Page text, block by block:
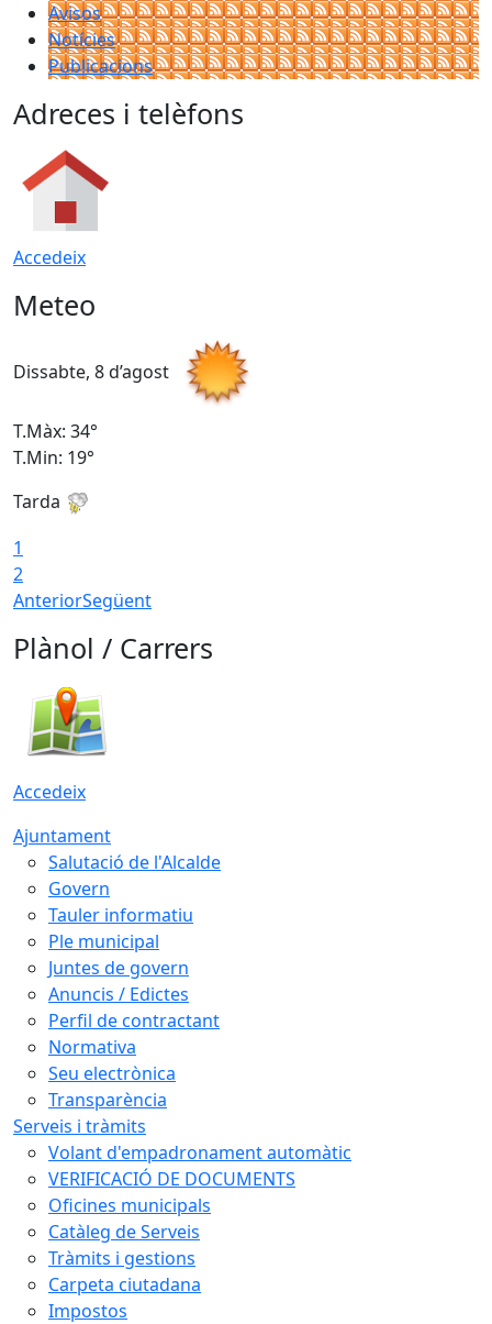
Avisos
Notícies
Publicacions
Adreces i telèfons
Accedeix
Meteo
Dissabte, 8 d’agost
T.Màx: 34°
T.Min: 19°
Tarda
1
2
AnteriorSegüent
Plànol / Carrers
Accedeix
Ajuntament
Salutació de l'Alcalde
Govern
Tauler informatiu
Ple municipal
Juntes de govern
Anuncis / Edictes
Perfil de contractant
Normativa
Seu electrònica
Transparència
Serveis i tràmits
Volant d'empadronament automàtic
VERIFICACIÓ DE DOCUMENTS
Oficines municipals
Catàleg de Serveis
Tràmits i gestions
Carpeta ciutadana
Impostos